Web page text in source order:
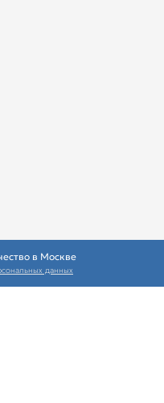
в Москве
данных